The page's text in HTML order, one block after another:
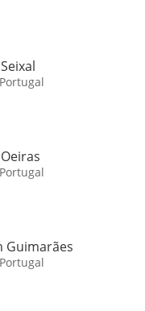
Guimarães